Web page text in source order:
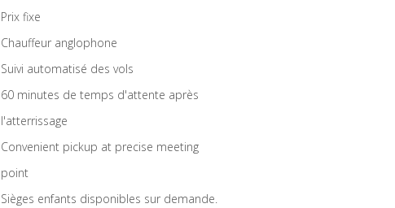
Prix fixe
Chauffeur anglophone
Suivi automatisé des vols
60 minutes de temps d'attente après
l'atterrissage
Convenient pickup at precise meeting
point
Sièges enfants disponibles sur demande.